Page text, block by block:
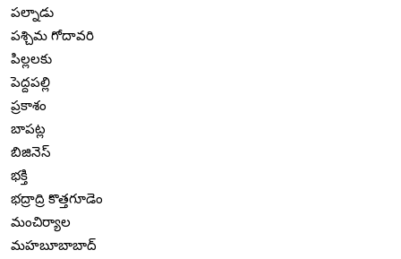
పల్నాడు
పశ్చిమ గోదావరి
పిల్లలకు
పెద్దపల్లి
ప్రకాశం
బాపట్ల
బిజినెస్
భక్తి
భద్రాద్రి కొత్తగూడెం
మంచిర్యాల
మహబూబాబాద్